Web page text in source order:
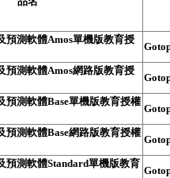
預測軟體Amos單機版教育授
預測軟體Amos網路版教育授
預測軟體Base單機版教育授權
預測軟體Base網路版教育授權
預測軟體Standard單機版教育